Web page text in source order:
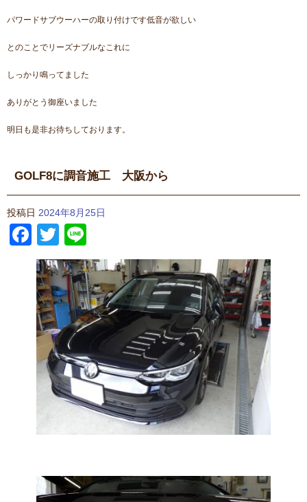
パワードサブウーハーの取り付けです低音が欲しい
とのことでリーズナブルなこれに
しっかり鳴ってました
ありがとう御座いました
明日も是非お待ちしております。
GOLF8に調音施工 大阪から
投稿日 2024年8月25日
Facebook
Twitter